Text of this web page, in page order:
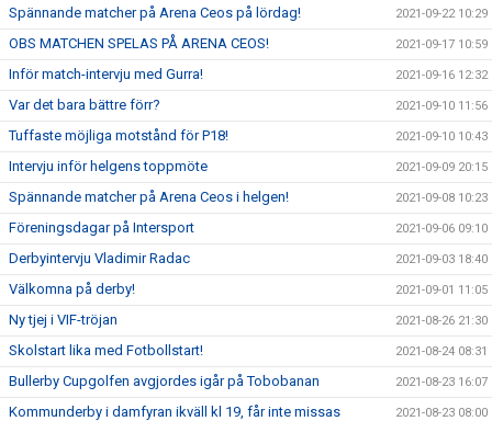
Spännande matcher på Arena Ceos på lördag! 2021-09-22 10:29
OBS MATCHEN SPELAS PÅ ARENA CEOS! 2021-09-17 10:59
Inför match-intervju med Gurra! 2021-09-16 12:32
Var det bara bättre förr? 2021-09-10 11:56
Tuffaste möjliga motstånd för P18! 2021-09-10 10:43
Intervju inför helgens toppmöte 2021-09-09 20:15
Spännande matcher på Arena Ceos i helgen! 2021-09-08 10:23
Föreningsdagar på Intersport 2021-09-06 09:10
Derbyintervju Vladimir Radac 2021-09-03 18:40
Välkomna på derby! 2021-09-01 11:05
Ny tjej i VIF-tröjan 2021-08-26 21:30
Skolstart lika med Fotbollstart! 2021-08-24 08:31
Bullerby Cupgolfen avgjordes igår på Tobobanan 2021-08-23 16:07
Kommunderby i damfyran ikväll kl 19, får inte missas 2021-08-23 08:00